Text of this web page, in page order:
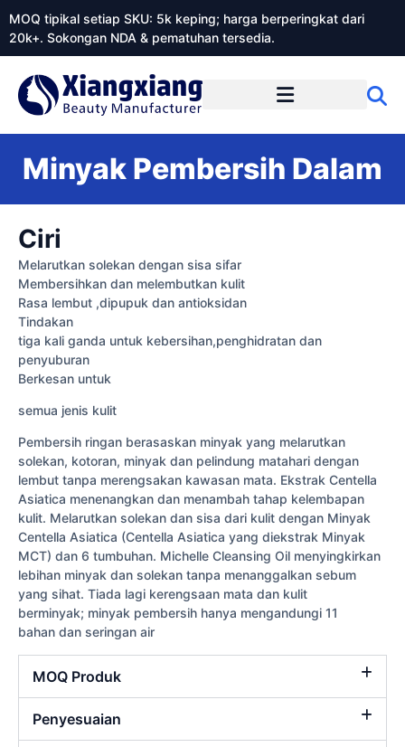
MOQ tipikal setiap SKU: 5k keping; harga berperingkat dari
20k+. Sokongan NDA & pematuhan tersedia.
Minyak Pembersih Dalam
Ciri
Melarutkan solekan dengan sisa sifar
Membersihkan dan melembutkan kulit
Rasa lembut ,dipupuk dan antioksidan
Tindakan
tiga kali ganda untuk kebersihan,penghidratan dan
penyuburan
Berkesan untuk
semua jenis kulit
Pembersih ringan berasaskan minyak yang melarutkan
solekan, kotoran, minyak dan pelindung matahari dengan
lembut tanpa merengsakan kawasan mata. Ekstrak Centella
Asiatica menenangkan dan menambah tahap kelembapan
kulit. Melarutkan solekan dan sisa dari kulit dengan Minyak
Centella Asiatica (Centella Asiatica yang diekstrak Minyak
MCT) dan 6 tumbuhan. Michelle Cleansing Oil menyingkirkan
lebihan minyak dan solekan tanpa menanggalkan sebum
yang sihat. Tiada lagi kerengsaan mata dan kulit
berminyak; minyak pembersih hanya mengandungi 11
bahan dan seringan air
MOQ Produk
Penyesuaian